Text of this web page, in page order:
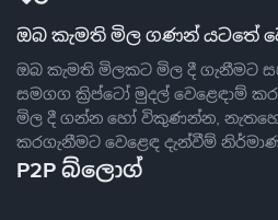
ඔබ කැමති මිල ගණන් යටතේ
ඔබ කැමති මිලකට මිල දී ගැනීමට
සමගග ක්‍රිප්ටෝ මුදල් වෙළෙඳාම්
මිල දී ගන්න හෝ විකුණන්න,
කරගැනීමට වෙළෙඳ දැන්වීම්
P2P බ්ලොග්